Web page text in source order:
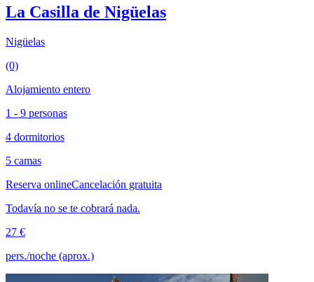
La Casilla de Nigüelas
Nigüelas
(0)
Alojamiento entero
1 - 9 personas
4 dormitorios
5 camas
Reserva onlineCancelación gratuita
Todavía no se te cobrará nada.
27 €
pers./noche (aprox.)